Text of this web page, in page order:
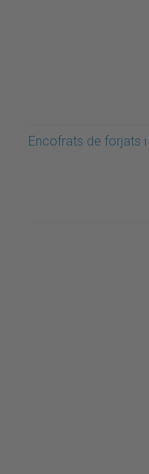
Encofrats de forjats